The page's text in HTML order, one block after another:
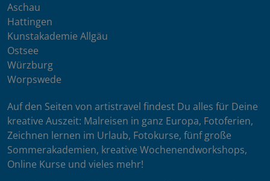
Aschau
Hattingen
Kunstakademie Allgäu
Ostsee
Würzburg
Worpswede
Auf den Seiten von artistravel findest Du alles für Deine
kreative Auszeit: Malreisen in ganz Europa, Fotoferien,
Zeichnen lernen im Urlaub, Fotokurse, fünf große
Sommerakademien, kreative Wochenendworkshops,
Online Kurse und vieles mehr!